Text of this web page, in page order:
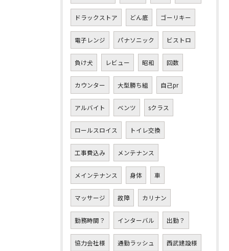
ドラックストア どん底 ゴーリキー
電子レンジ パナソニック ビストロ
負け犬 レビュー 昭和 回数
カウンター 大型勝ち組 自己pr
アルバイト ベンツ sクラス
ロールスロイス トイレ交換
工事費込み メンテナンス
メインテナンス 身体 車
マッサージ 故障 カリナン
勤務時間？ インターバル 出勤？
協力会社様 通勤ラッシュ 西武建設様